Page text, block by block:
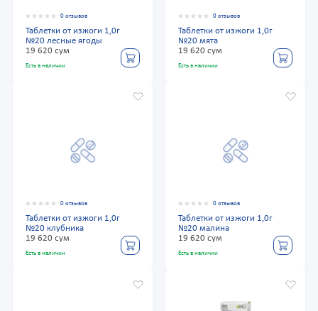
0 отзывов
Таблетки от изжоги 1,0г
№20 лесные ягоды
19 620 сум
Есть в наличии
0 отзывов
Таблетки от изжоги 1,0г
№20 мята
19 620 сум
Есть в наличии
0 отзывов
Таблетки от изжоги 1,0г
№20 клубника
19 620 сум
Есть в наличии
0 отзывов
Таблетки от изжоги 1,0г
№20 малина
19 620 сум
Есть в наличии